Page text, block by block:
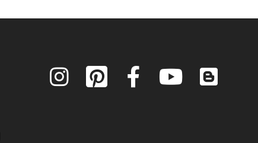
Instagram Pinterest Facebook YouTube